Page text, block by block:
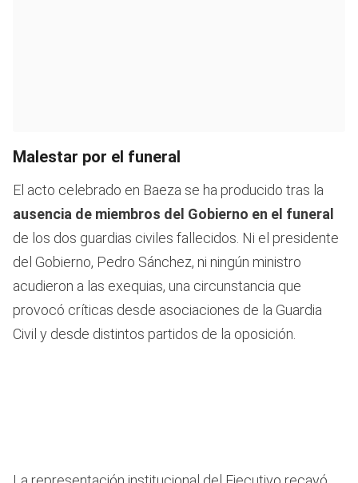
Malestar por el funeral
El acto celebrado en Baeza se ha producido tras la
ausencia de miembros del Gobierno en el funeral
de los dos guardias civiles fallecidos. Ni el presidente
del Gobierno, Pedro Sánchez, ni ningún ministro
acudieron a las exequias, una circunstancia que
provocó críticas desde asociaciones de la Guardia
Civil y desde distintos partidos de la oposición.